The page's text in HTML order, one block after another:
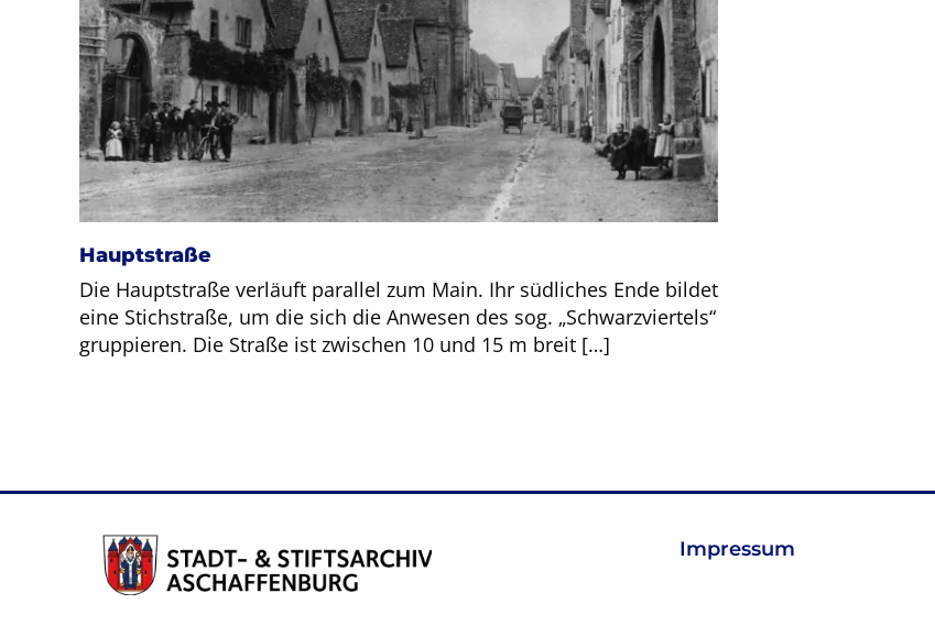
Hauptstraße
Die Hauptstraße verläuft parallel zum Main. Ihr südliches Ende bildet
eine Stichstraße, um die sich die Anwesen des sog. „Schwarzviertels“
gruppieren. Die Straße ist zwischen 10 und 15 m breit […]
Impressum